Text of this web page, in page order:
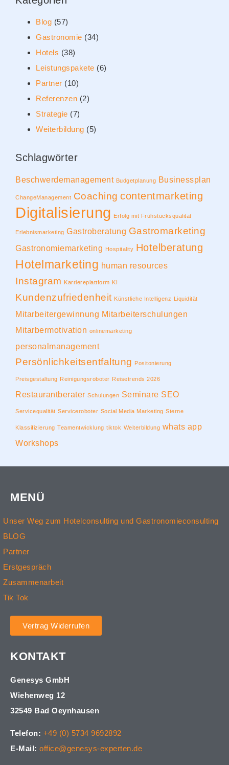
Blog (57)
Gastronomie (34)
Hotels (38)
Leistungspakete (6)
Partner (10)
Referenzen (2)
Strategie (7)
Weiterbildung (5)
Schlagwörter
Beschwerdemanagement Budgetplanung Businessplan
ChangeManagement Coaching contentmarketing
Digitalisierung Erfolg mit Frühstücksqualität
Erlebnismarketing Gastroberatung Gastromarketing
Gastronomiemarketing Hospitality Hotelberatung
Hotelmarketing human resources
Instagram Karriereplattform KI
Kundenzufriedenheit Künstliche Intelligenz Liquidität
Mitarbeitergewinnung Mitarbeiterschulungen
Mitarbermotivation onlinemarketing
personalmanagement
Persönlichkeitsentfaltung Positonierung
Preisgestaltung Reinigungsroboter Reisetrends 2026
Restaurantberater Schulungen Seminare SEO
Servicequalität Serviceroboter Social Media Marketing Sterne
Klassifizierung Teamentwicklung tiktok Weiterbildung whats app
Workshops
MENÜ
Unser Weg zum Hotelconsulting und Gastronomieconsulting
BLOG
Partner
Erstgespräch
Zusammenarbeit
Tik Tok
Vertrag Widerrufen
KONTAKT
Genesys GmbH
Wiehenweg 12
32549 Bad Oeynhausen
Telefon: +49 (0) 5734 9692892
E-Mail: office@genesys-experten.de